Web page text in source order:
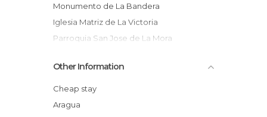
Monumento de La Bandera
Iglesia Matriz de La Victoria
Parroquia San Jose de La Mora
Parque La Estación La Victoria
Palacio Campo Elias
Antiguo Teatro La Victoria
Other Information
Cheap stay
Aragua